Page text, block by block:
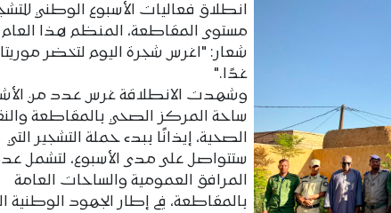
انطلاق فعاليات الأسبوع الوطني
مستوى المقاطعة، المنظم هذا
شعار: "اغرس شجرة اليوم لتخضر
غدًا."
وشهدت الانطلاقة غرس عدد من
ساحة المركز الصحي بالمقاطعة
الصحية، إيذانًا ببدء حملة التشجير التي
ستتواصل على مدى الأسبوع، لتشمل
المرافق العمومية والساحات العامة
بالمقاطعة، في إطار الجهود الوطنية